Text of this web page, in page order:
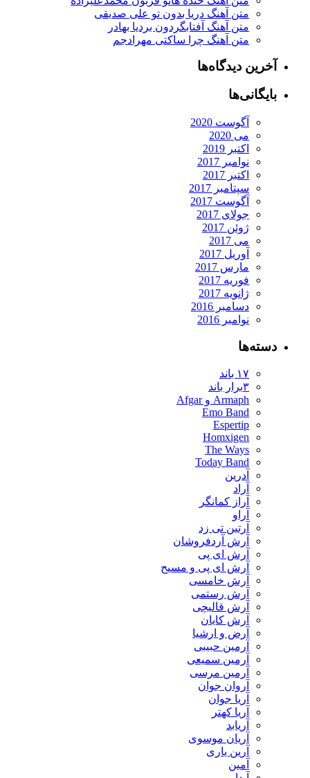
متن آهنگ دریا بدون تو علی صدیقی
متن آهنگ آفتابگردون بردیا بهادر
متن آهنگ چرا ساکتی مهرادجم
آخرین دیدگاه‌ها
بایگانی‌ها
آگوست 2020
می 2020
اکتبر 2019
نوامبر 2017
اکتبر 2017
سپتامبر 2017
آگوست 2017
جولای 2017
ژوئن 2017
می 2017
آوریل 2017
مارس 2017
فوریه 2017
ژانویه 2017
دسامبر 2016
نوامبر 2016
دسته‌ها
۱۷ باند
۳برار باند
Armaph و Afgar
Emo Band
Espertip
Homxigen
The Ways
Today Band
آدرین
آراد
آراز کمانگر
آراو
آرتین تی زد
آرش آردفروشان
آرش ای پی
آرش ای پی و مسیح
آرش خامسی
آرش رستمی
آرش قالیچی
آرش کایان
​آرض و ارشیا
آرمین حبیبی
آرمین سمیعی
آرمین مرسی
آروان جوان
آریا جوان
آریا کهتر
آریابد
آریان موسوی
آرین یاری
آمین